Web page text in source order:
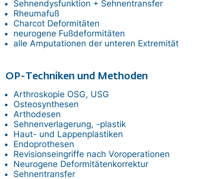
Sehnendysfunktion + Sehnentransfer
Rheumafuß
Charcot Deformitäten
neurogene Fußdeformitäten
alle Amputationen der unteren Extremität
OP-Techniken und Methoden
Arthroskopie OSG, USG
Osteosynthesen
Arthodesen
Sehnenverlagerung, -plastik
Haut- und Lappenplastiken
Endoprothesen
Revisionseingriffe nach Voroperationen
Neurogene Deformitätenkorrektur
Sehnentransfer